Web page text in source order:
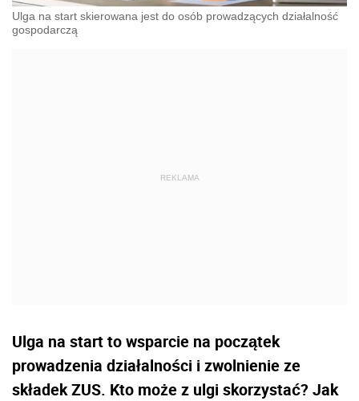
Ulga na start skierowana jest do osób prowadzących działalność
gospodarczą
Ulga na start to wsparcie na początek
prowadzenia działalności i zwolnienie ze
składek ZUS. Kto może z ulgi skorzystać? Jak